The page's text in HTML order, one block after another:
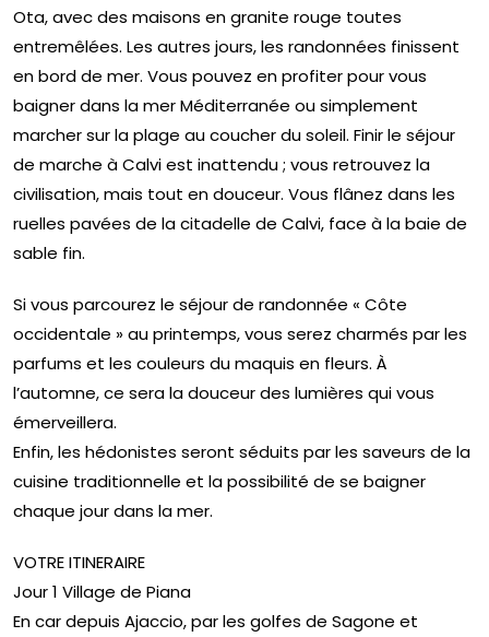
Ota, avec des maisons en granite rouge toutes
entremêlées. Les autres jours, les randonnées finissent
en bord de mer. Vous pouvez en profiter pour vous
baigner dans la mer Méditerranée ou simplement
marcher sur la plage au coucher du soleil. Finir le séjour
de marche à Calvi est inattendu ; vous retrouvez la
civilisation, mais tout en douceur. Vous flânez dans les
ruelles pavées de la citadelle de Calvi, face à la baie de
sable fin.
Si vous parcourez le séjour de randonnée « Côte
occidentale » au printemps, vous serez charmés par les
parfums et les couleurs du maquis en fleurs. À
l’automne, ce sera la douceur des lumières qui vous
émerveillera.
Enfin, les hédonistes seront séduits par les saveurs de la
cuisine traditionnelle et la possibilité de se baigner
chaque jour dans la mer.
VOTRE ITINERAIRE
Jour 1 Village de Piana
En car depuis Ajaccio, par les golfes de Sagone et